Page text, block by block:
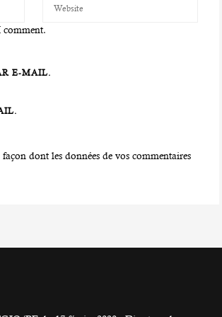
comment.
E-MAIL.
dont les données de vos commentaires